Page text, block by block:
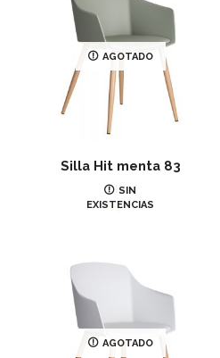
AGOTADO
Silla Hit menta 83
IR
€89.90
SIN
EXISTENCIAS
AGOTADO